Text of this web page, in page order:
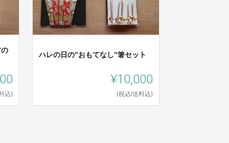
込)
ハレの日の”おもてなし”箸セット
¥10,000
(税込/送料込)